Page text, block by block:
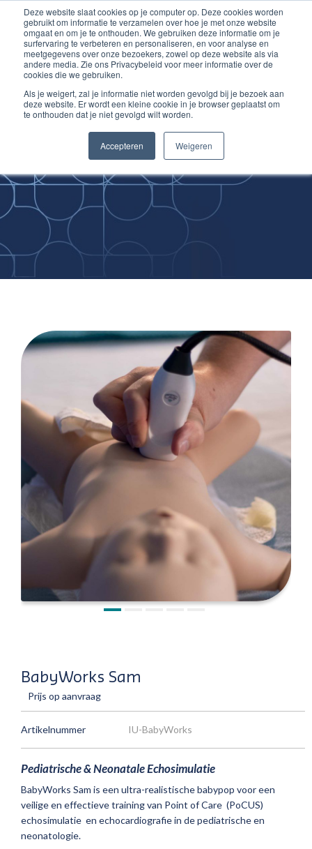
Deze website slaat cookies op je computer op. Deze cookies worden
gebruikt om informatie te verzamelen over hoe je met onze website
omgaat en om je te onthouden. We gebruiken deze informatie om je
surfervaring te verbeteren en personaliseren, en voor analyse en
meetgegevens over onze bezoekers, zowel op deze website als via
andere media. Zie ons Privacybeleid voor meer informatie over de
cookies die we gebruiken.
Als je weigert, zal je informatie niet worden gevolgd bij je bezoek aan
deze website. Er wordt een kleine cookie in je browser geplaatst om
te onthouden dat je niet gevolgd wilt worden.
Accepteren Weigeren
Inloggen account
Ga
naar
de
inhoud
Improving
Medical Skills
BabyWorks Sam
Prijs op aanvraag
Artikelnummer IU-BabyWorks
Pediatrische & Neonatale Echosimulatie
BabyWorks Sam is een ultra-realistische babypop voor een
veilige en effectieve training van Point of Care (PoCUS)
echosimulatie en echocardiografie in de pediatrische en
neonatologie.